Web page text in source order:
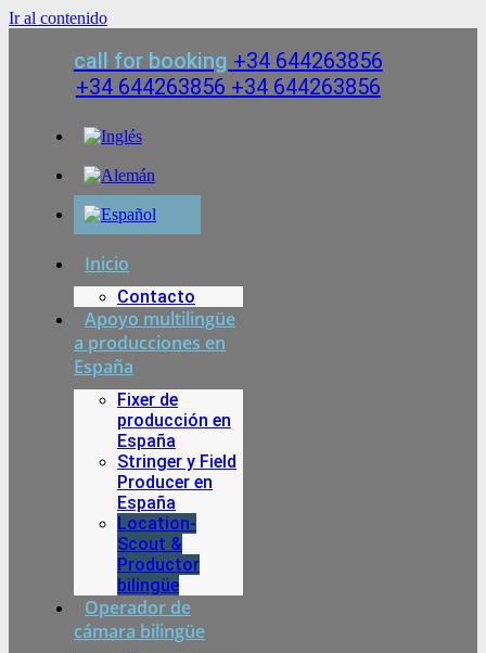
Ir al contenido
call for booking +34 644263856
+34 644263856 +34 644263856
Inicio
Contacto
Apoyo multilingüe
a producciones en
España
Fixer de
producción en
España
Stringer y Field
Producer en
España
Location-
Scout &
Productor
bilingüe
Operador de
cámara bilingüe